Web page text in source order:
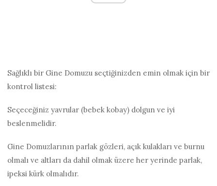
Sağlıklı bir Gine Domuzu seçtiğinizden emin olmak için bir
kontrol listesi:
Seçeceğiniz yavrular (bebek kobay) dolgun ve iyi
beslenmelidir.
Gine Domuzlarının parlak gözleri, açık kulakları ve burnu
olmalı ve altları da dahil olmak üzere her yerinde parlak,
ipeksi kürk olmalıdır.